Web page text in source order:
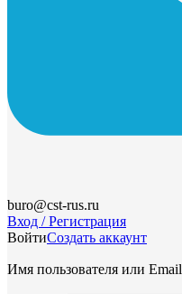
buro@cst-rus.ru
Вход / Регистрация
ВойтиСоздать аккаунт
Имя пользователя или Email